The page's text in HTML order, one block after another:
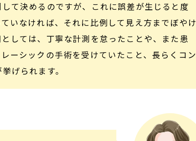
て決めるのですが、これに誤差が生じると度
いなければ、それに比例して見え方までぼやけ
しては、丁寧な計測を怠ったことや、また患
ーシックの手術を受けていたこと、長らくコン
げられます。